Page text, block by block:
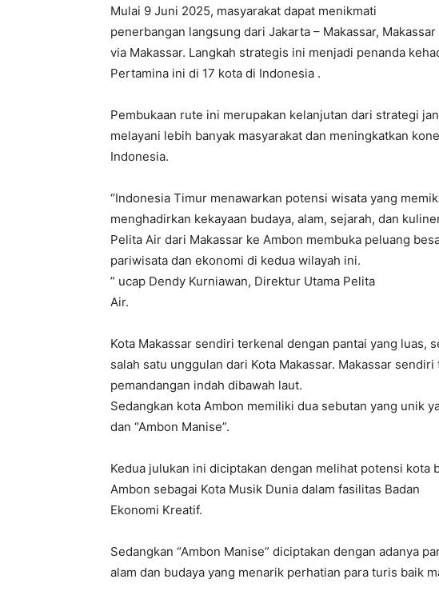
Mulai 9 Juni 2025, masyarakat dapat menikmati
penerbangan langsung dari Jakarta – Makassar,
via Makassar. Langkah strategis ini menjadi penanda
Pertamina ini di 17 kota di Indonesia .
Pembukaan rute ini merupakan kelanjutan dari strategi
melayani lebih banyak masyarakat dan meningkatkan
Indonesia.
“Indonesia Timur menawarkan potensi wisata yang
menghadirkan kekayaan budaya, alam, sejarah, dan
Pelita Air dari Makassar ke Ambon membuka peluang
pariwisata dan ekonomi di kedua wilayah ini.
” ucap Dendy Kurniawan, Direktur Utama Pelita
Air.
Kota Makassar sendiri terkenal dengan pantai yang luas,
salah satu unggulan dari Kota Makassar. Makassar
pemandangan indah dibawah laut.
Sedangkan kota Ambon memiliki dua sebutan yang unik
dan “Ambon Manise”.
Kedua julukan ini diciptakan dengan melihat potensi kota
Ambon sebagai Kota Musik Dunia dalam fasilitas Badan
Ekonomi Kreatif.
Sedangkan “Ambon Manise” diciptakan dengan adanya
alam dan budaya yang menarik perhatian para turis baik